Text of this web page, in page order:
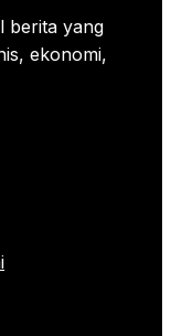
berita yang
ekonomi,